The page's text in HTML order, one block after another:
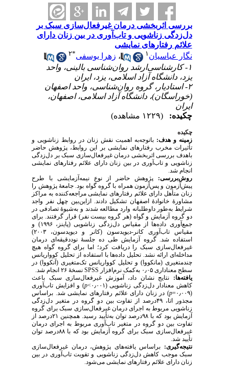
بررسی اثربخشی درمان غیرفعال‌سازی سبک بر
دل‌زدگی زناشویی و تاب‌آوری در بین زنان دارای
علائم رفتارهای نمایشی
نگار عباسیان ۱ ،زهرا یوسفی ۲
۱- کارشناسی‌ارشد روان‌شناسی بالینی، واحد
یزد، دانشگاه آزاد اسلامی، یزد، ایران
۲- استادیار، گروه روان‌شناسی، واحد اصفهان
(خوراسگان)، دانشگاه آزاد اسلامی، اصفهان،
ایران
چکیده:
چکیده
زمینه و هدف: باتوجه‌به اهمیت نقش زنان در روابط زناشویی و
تأثیرات مخرب رفتارهای نمایشی بر این روابط، پژوهش حاضر
باهدف بررسی اثربخشی درمان غیرفعال‌سازی سبک بر دل‌زدگی
زناشویی و تاب‌آوری در بین زنان دارای علائم رفتارهای نمایشی
انجام شد.
روش‌بررسی: پژوهش حاضر از نوع نیمه‌آزمایشی با طرح
پیش‌آزمون و پس‌آزمون همراه با گروه گواه بود. جامعهٔ پژوهش را
زنان متأهل دارای علائم رفتارهای نمایشی مراجعه‌کننده به مراکز
مشاورهٔ خانوادهٔ اصفهان تشکیل دادند. ازاین‌بین چهل نفر واجد
شرایط به‌طور داوطلبانه وارد مطالعه شدند و به‌شیوهٔ تصادفی در
دو گروه آزمایش و گواه (هر گروه بیست نفر) قرار گرفتند. برای
جمع‌آوری داده‌ها از مقیاس دل‌زدگی زناشویی (پاینز، ۱۹۹۶) و
مقیاس تاب‌آوری کانر-دیویدسون (کانر و دیویدسون، ۲۰۰۳)
استفاده شد. گروه آزمایش طی ده جلسهٔ نوددقیقه‌ای درمان
غیرفعال‌سازی سبک را دریافت کرد؛ اما برای گروه گواه هیچ
مداخله‌ای ارائه نشد. تحلیل داده‌ها با استفاده از تحلیل کوواریانس
چندمتغیری (مانکووا) و تحلیل کوواریانس تک‌متغیری (آنکووا) در
سطح معناداری ۰٫۰۵ به‌کمک نرم‌افزار SPSS
نسخۀ ۲۶ انجام شد.
یافته‌ها:نتایج نشان داد، آموزش غیرفعال‌سازی سبک باعث
کاهش معنادار دل‌زدگی زناشویی (۰٫۰۰۱>
p) و افزایش تاب‌آوری
p) در زنان دارای علائم رفتارهای نمایشی شد. براساس
مجذور اتا، ۴۹درصد از تفاوت بین دو گروه در متغیر دل‌زدگی
زناشویی مربوط به اجرای درمان غیرفعال‌سازی سبک برای گروه
آزمایش بود که با ۹۸درصد توان به‌تأیید رسید. همچنین ۲۱درصد از
تفاوت بین دو گروه در متغیر تاب‌آوری مربوط به اجرای درمان
غیرفعال‌سازی سبک برای گروه آزمایش بود که با ۸۸درصد توان
تأیید شد.
نتیجه‌گیری:براساس یافته‌های پژوهش، درمان غیرفعال‌سازی
سبک موجب کاهش دل‌زدگی زناشویی و تقویت تاب‌آوری در بین
زنان دارای علائم رفتارهای نمایشی می‌شود.